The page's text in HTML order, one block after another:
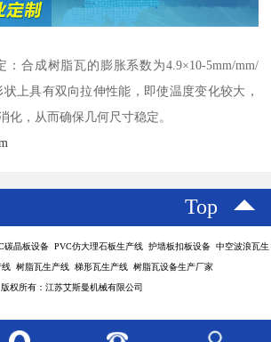
：合成树脂瓦的膨胀系数为4.9×10-5mm/mm/
上具有双向拉伸性能，即使温度变化较大，
化，从而确保几何尺寸稳定。
Top
碳晶板设备 PVC仿大理石板生产线 护墙板扣板设备 中空波浪瓦生
树脂瓦生产线 梯形瓦生产线 树脂瓦设备生产厂家
版权所有：江苏艾斯曼机械有限公司